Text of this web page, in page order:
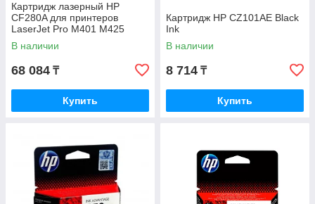
Картридж лазерный HP
CF280A для принтеров
LaserJet Pro M401 M425
ресурс 2700 стр. черный
CF280A
В наличии
68 084 ₸
Купить
Картридж HP CZ101AE Black
Ink
В наличии
8 714 ₸
Купить